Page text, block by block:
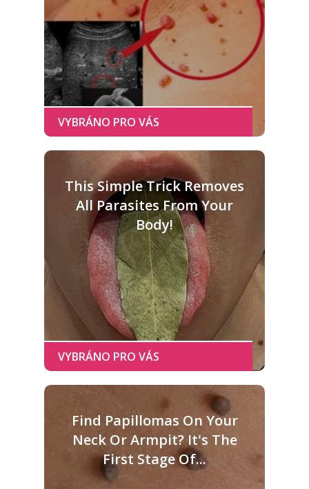
This Simple Trick Removes
All Parasites From Your
Body!
Find Papillomas On Your
Neck Or Armpit? It's The
First Stage Of...